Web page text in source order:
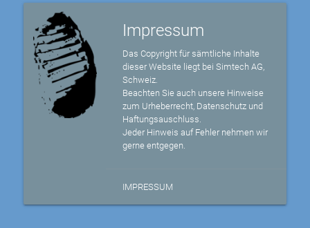
Impressum
Das Copyright für sämtliche Inhalte
dieser Website liegt bei Simtech AG,
Schweiz.
Beachten Sie auch unsere Hinweise
zum Urheberrecht, Datenschutz und
Haftungsauschluss.
Jeder Hinweis auf Fehler nehmen wir
gerne entgegen.
IMPRESSUM